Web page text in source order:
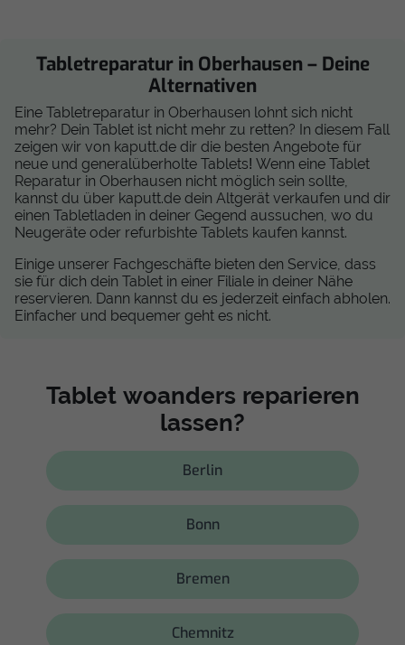
Tabletreparatur in Oberhausen – Deine
Alternativen
Eine Tabletreparatur in Oberhausen lohnt sich nicht
mehr? Dein Tablet ist nicht mehr zu retten? In diesem Fall
zeigen wir von kaputt.de dir die besten Angebote für
neue und generalüberholte Tablets! Wenn eine Tablet
Reparatur in Oberhausen nicht möglich sein sollte,
kannst du über kaputt.de dein Altgerät verkaufen und dir
einen Tabletladen in deiner Gegend aussuchen, wo du
Neugeräte oder refurbishte Tablets kaufen kannst.
Einige unserer Fachgeschäfte bieten den Service, dass
sie für dich dein Tablet in einer Filiale in deiner Nähe
reservieren. Dann kannst du es jederzeit einfach abholen.
Einfacher und bequemer geht es nicht.
Tablet woanders reparieren
lassen?
Berlin
Bonn
Bremen
Chemnitz